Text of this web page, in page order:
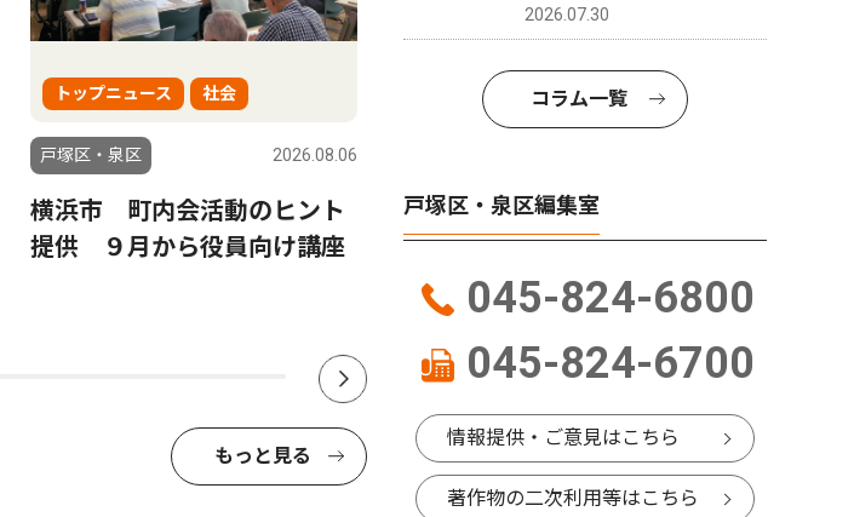
トップニュース 社会
戸塚区・泉区 2026.08.06
横浜市 町内会活動のヒント
提供 ９月から役員向け講座
山中市長の言動「パワハラ」
認定 第三者調査委員が結果
公表
に｣ じん
もっと見る
2026.07.30
コラム一覧
戸塚区・泉区編集室
045-824-6800
045-824-6700
情報提供・ご意見はこちら
著作物の二次利用等はこちら